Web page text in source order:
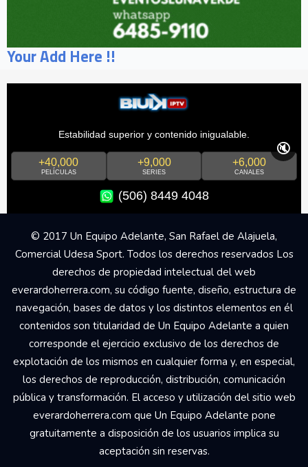
Your Add Here !!
Estabilidad superior y contenido inigualable.
+40,000
PELÍCULAS
+9,000
SERIES
+6,000
CANALES
(506) 8449 4048
🔇
© 2017 Un Equipo Adelante, San Rafael de Alajuela,
Comercial Udesa Sport. Todos los derechos reservados Los
derechos de propiedad intelectual del web
everardoherrera.com, su código fuente, diseño, estructura de
navegación, bases de datos y los distintos elementos en él
contenidos son titularidad de Un Equipo Adelante a quien
corresponde el ejercicio exclusivo de los derechos de
explotación de los mismos en cualquier forma y, en especial,
los derechos de reproducción, distribución, comunicación
pública y transformación. El acceso y utilización del sitio web
everardoherrera.com que Un Equipo Adelante pone
gratuitamente a disposición de los usuarios implica su
aceptación sin reservas.